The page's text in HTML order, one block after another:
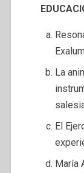
La
El
María